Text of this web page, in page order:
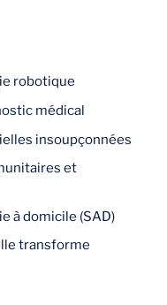
robotique
médical
insoupçonnées
et
à domicile (SAD)
transforme